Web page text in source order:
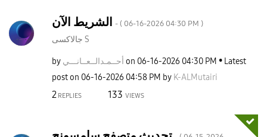
- ( ‎06-16-2026 04:30 PM )
جالاكسى S
by أحــمـدالــعــانـــي on ‎06-16-2026 04:30 PM
Latest
post on ‎06-16-2026 04:58 PM by K-ALMutairi
2 REPLIES 133 VIEWS